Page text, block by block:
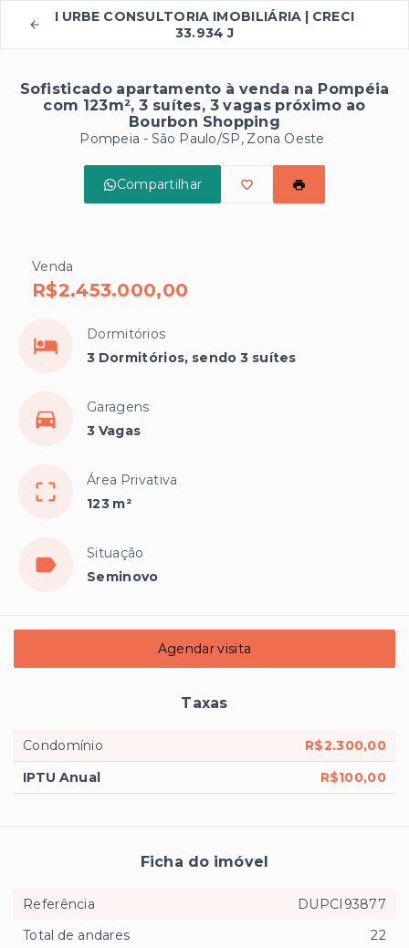
I URBE CONSULTORIA IMOBILIÁRIA | CRECI
33.934 J
Sofisticado apartamento à venda na Pompéia
com 123m², 3 suítes, 3 vagas próximo ao
Bourbon Shopping
Pompeia - São Paulo/SP, Zona Oeste
Compartilhar
Venda
R$2.453.000,00
Dormitórios
3 Dormitórios, sendo 3 suítes
Garagens
3 Vagas
Área Privativa
123 m²
Situação
Seminovo
Agendar visita
Taxas
Condomínio
R$2.300,00
IPTU Anual
R$100,00
Ficha do imóvel
Referência
DUPCI93877
Total de andares
22